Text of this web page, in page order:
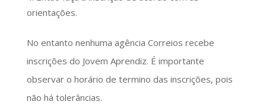
orientações.
No entanto nenhuma agência Correios recebe
inscrições do Jovem Aprendiz. É importante
observar o horário de termino das inscrições, pois
não há tolerâncias.